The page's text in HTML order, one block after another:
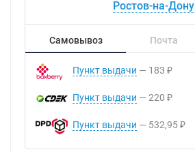
Ростов-на-Дону
Самовывоз Почта
Пункт выдачи 183 ₽
Пункт выдачи 220 ₽
Пункт выдачи 532,95 ₽